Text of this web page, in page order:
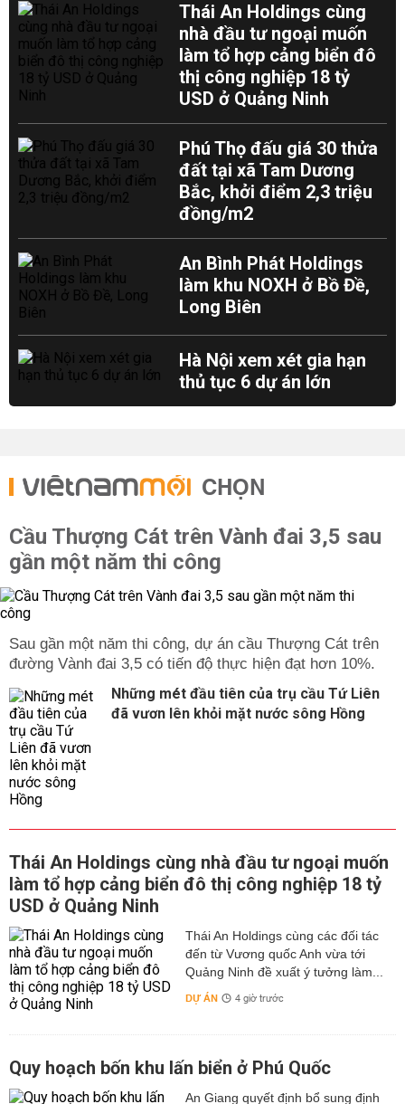
Thái An Holdings cùng
nhà đầu tư ngoại muốn
làm tổ hợp cảng biển đô
thị công nghiệp 18 tỷ
USD ở Quảng Ninh
Phú Thọ đấu giá 30 thửa
đất tại xã Tam Dương
Bắc, khởi điểm 2,3 triệu
đồng/m2
An Bình Phát Holdings
làm khu NOXH ở Bồ Đề,
Long Biên
Hà Nội xem xét gia hạn
thủ tục 6 dự án lớn
CHỌN
Cầu Thượng Cát trên Vành đai 3,5 sau
gần một năm thi công
Sau gần một năm thi công, dự án cầu Thượng Cát trên
đường Vành đai 3,5 có tiến độ thực hiện đạt hơn 10%.
Những mét đầu tiên của trụ cầu Tứ Liên
đã vươn lên khỏi mặt nước sông Hồng
Thái An Holdings cùng nhà đầu tư ngoại muốn
làm tổ hợp cảng biển đô thị công nghiệp 18 tỷ
USD ở Quảng Ninh
Thái An Holdings cùng các đối tác
đến từ Vương quốc Anh vừa tới
Quảng Ninh đề xuất ý tưởng làm...
DỰ ÁN 4 giờ trước
Quy hoạch bốn khu lấn biển ở Phú Quốc
An Giang quyết định bổ sung định